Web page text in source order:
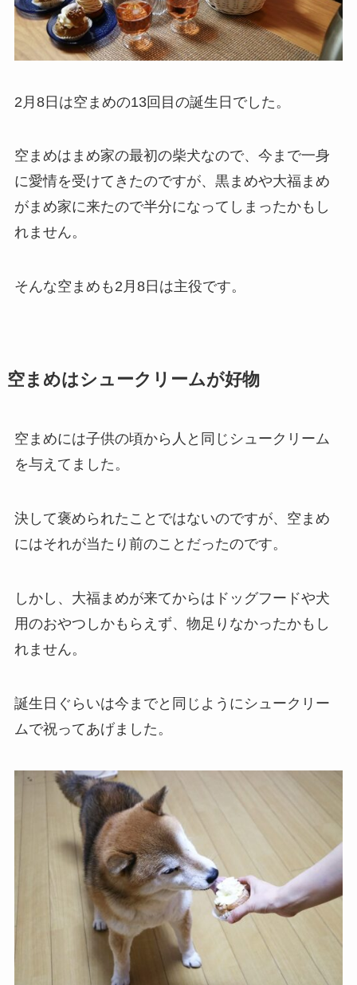
2月8日は空まめの13回目の誕生日でした。
空まめはまめ家の最初の柴犬なので、今まで一身
に愛情を受けてきたのですが、黒まめや大福まめ
がまめ家に来たので半分になってしまったかもし
れません。
そんな空まめも2月8日は主役です。
空まめはシュークリームが好物
空まめには子供の頃から人と同じシュークリーム
を与えてました。
決して褒められたことではないのですが、空まめ
にはそれが当たり前のことだったのです。
しかし、大福まめが来てからはドッグフードや犬
用のおやつしかもらえず、物足りなかったかもし
れません。
誕生日ぐらいは今までと同じようにシュークリー
ムで祝ってあげました。